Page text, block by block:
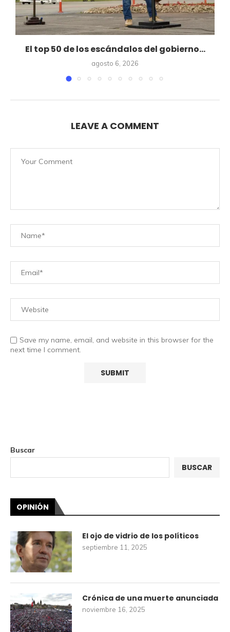
El top 50 de los escándalos del gobierno...
agosto 6, 2026
LEAVE A COMMENT
Save my name, email, and website in this browser for the
next time I comment.
Buscar
BUSCAR
OPINIÓN
El ojo de vidrio de los políticos
septiembre 11, 2025
Crónica de una muerte anunciada
noviembre 16, 2025